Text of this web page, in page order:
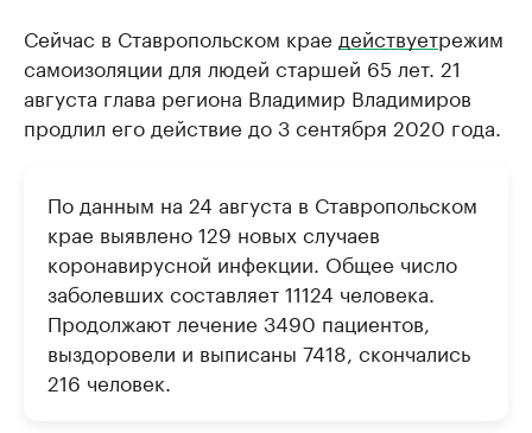
Сейчас в Ставропольском крае действуетрежим
самоизоляции для людей старшей 65 лет. 21
августа глава региона Владимир Владимиров
продлил его действие до 3 сентября 2020 года.
По данным на 24 августа в Ставропольском
крае выявлено 129 новых случаев
коронавирусной инфекции. Общее число
заболевших составляет 11124 человека.
Продолжают лечение 3490 пациентов,
выздоровели и выписаны 7418, скончались
216 человек.